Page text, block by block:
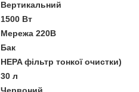
Вертикальний
1500 Вт
Мережа 220В
Бак
HEPA фільтр тонкої очистки)
30 л
Червоний